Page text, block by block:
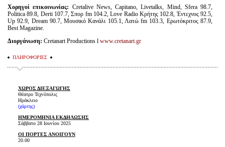
Χορηγοί επικοινωνίας: Cretalive News, Capitano, Livetalks, Mind, Sfera 98.7,
Politica 89.8, Derti 107.7, Σπορ fm 104.2, Love Radio Κρήτης 102.8, Έντεχνος 92.5,
Up 92.9, Dream 90.7, Μουσικό Κανάλι 105.1, Λατώ fm 103.3, Ερωτόκριτος 87.9,
Best Magazine.
Διοργάνωση: Cretanart Productions l www.cretanart.gr
ΠΛΗΡΟΦΟΡΙΕΣ
ΧΩΡΟΣ ΔΙΕΞΑΓΩΓΗΣ
Θέατρο Τεχνόπολις
Ηράκλειο
(χάρτης)
ΗΜΕΡΟΜΗΝΙΑ ΕΚΔΗΛΩΣΗΣ
Σάββατο 28 Ιουνίου 2025
ΟΙ ΠΟΡΤΕΣ ΑΝΟΙΓΟΥΝ
20.00